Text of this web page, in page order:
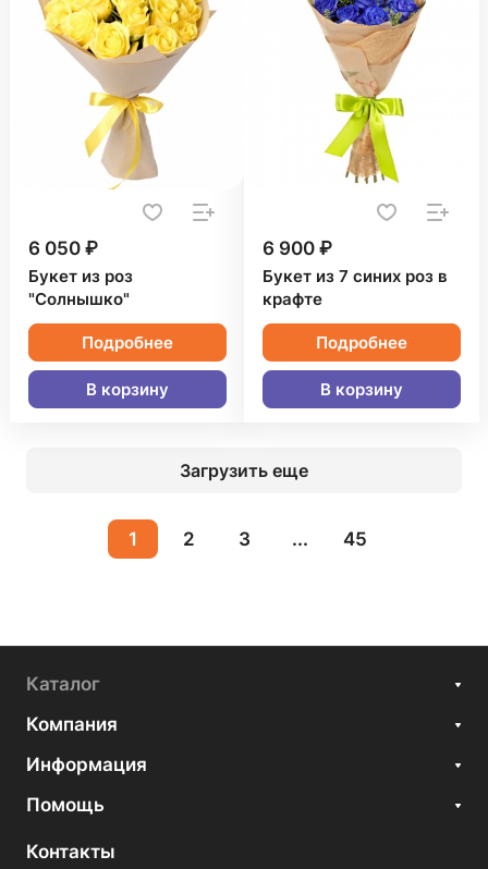
6 050 ₽
Букет из роз
"Солнышко"
Подробнее
В корзину
6 900 ₽
Букет из 7 синих роз в
крафте
Подробнее
В корзину
Загрузить еще
1 2 3 ... 45
Каталог
Компания
Информация
Помощь
Контакты